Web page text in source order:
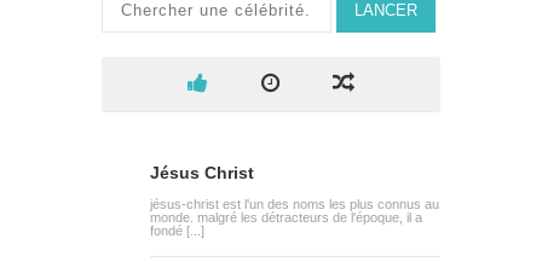
LANCER
Jésus Christ
jésus-christ est l'un des noms les plus connus au
monde. malgré les détracteurs de l'époque, il a
fondé [...]